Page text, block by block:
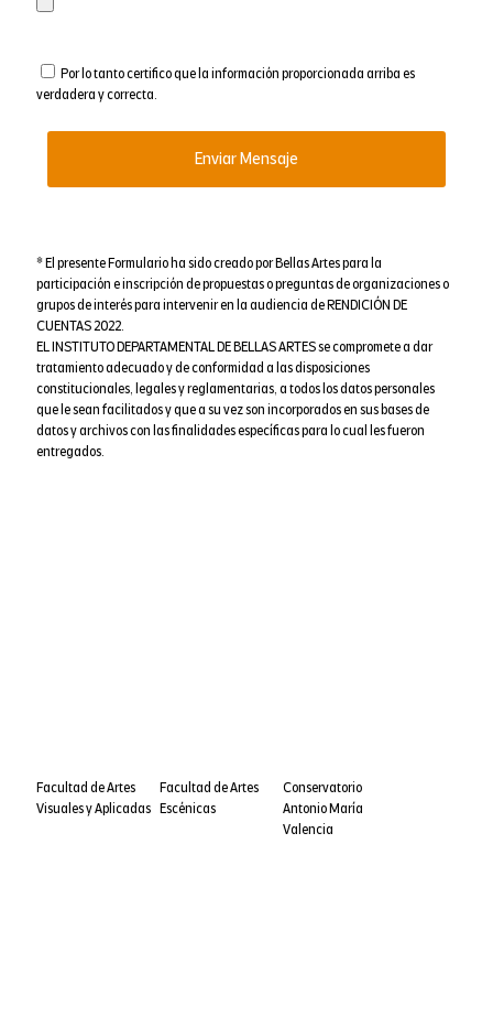
Por lo tanto certifico que la información proporcionada arriba es
verdadera y correcta.
* El presente Formulario ha sido creado por Bellas Artes para la
participación e inscripción de propuestas o preguntas de organizaciones o
grupos de interés para intervenir en la audiencia de RENDICIÓN DE
CUENTAS 2022.
EL INSTITUTO DEPARTAMENTAL DE BELLAS ARTES se compromete a dar
tratamiento adecuado y de conformidad a las disposiciones
constitucionales, legales y reglamentarias, a todos los datos personales
que le sean facilitados y que a su vez son incorporados en sus bases de
datos y archivos con las finalidades específicas para lo cual les fueron
entregados.
Facultad de Artes
Visuales y Aplicadas
Facultad de Artes
Escénicas
Conservatorio
Antonio María
Valencia